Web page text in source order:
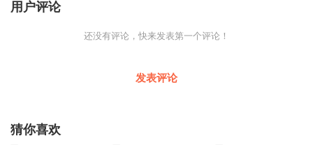
用户评论
还没有评论，快来发表第一个评论！
发表评论
猜你喜欢